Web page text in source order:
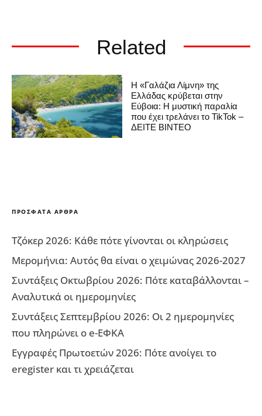
Related
Η «Γαλάζια Λίμνη» της
Ελλάδας κρύβεται στην
Εύβοια: Η μυστική παραλία
που έχει τρελάνει το TikTok –
ΔΕΙΤΕ ΒΙΝΤΕΟ
ΠΡΌΣΦΑΤΑ ΆΡΘΡΑ
Τζόκερ 2026: Κάθε πότε γίνονται οι κληρώσεις
Μερομήνια: Αυτός θα είναι ο χειμώνας 2026-2027
Συντάξεις Οκτωβρίου 2026: Πότε καταβάλλονται –
Αναλυτικά οι ημερομηνίες
Συντάξεις Σεπτεμβρίου 2026: Οι 2 ημερομηνίες
που πληρώνει ο e-ΕΦΚΑ
Εγγραφές Πρωτοετών 2026: Πότε ανοίγει το
eregister και τι χρειάζεται